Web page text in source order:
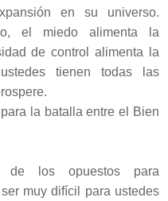
en su universo.
el miedo alimenta la
de control alimenta la
tienen todas las
la batalla entre el Bien
de los opuestos para
ser muy difícil para ustedes